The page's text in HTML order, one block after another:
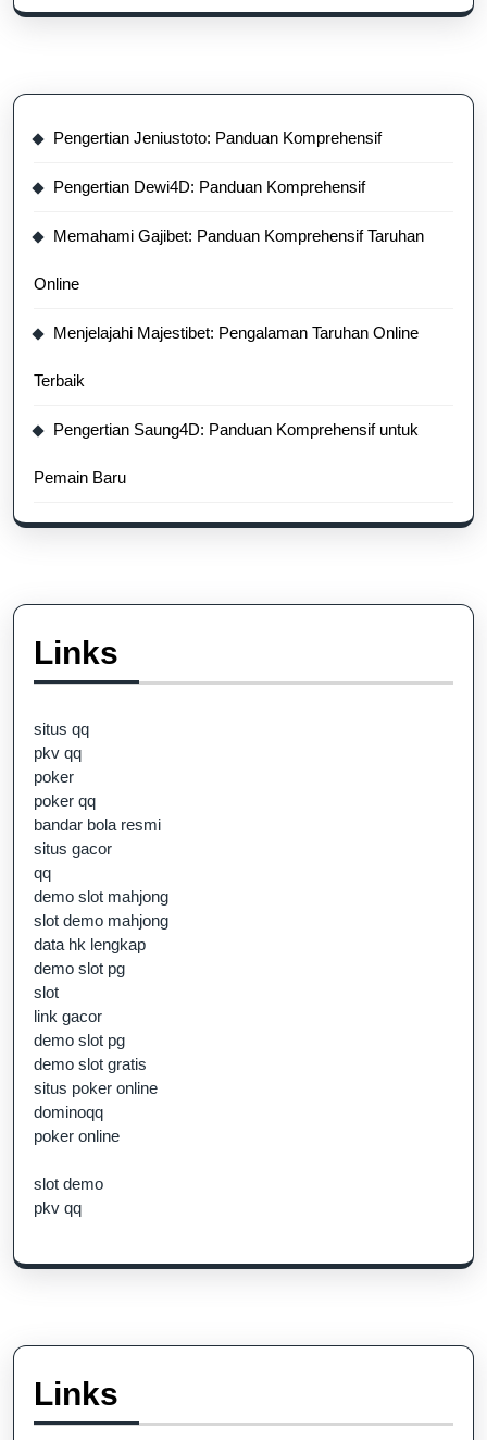
Pengertian Jeniustoto: Panduan Komprehensif
Pengertian Dewi4D: Panduan Komprehensif
Memahami Gajibet: Panduan Komprehensif Taruhan
Online
Menjelajahi Majestibet: Pengalaman Taruhan Online
Terbaik
Pengertian Saung4D: Panduan Komprehensif untuk
Pemain Baru
Links
situs qq
pkv qq
poker
poker qq
bandar bola resmi
situs gacor
qq
demo slot mahjong
slot demo mahjong
data hk lengkap
demo slot pg
slot
link gacor
demo slot pg
demo slot gratis
situs poker online
dominoqq
poker online
slot demo
pkv qq
Links